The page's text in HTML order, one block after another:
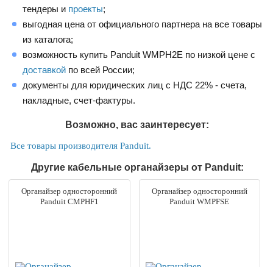
тендеры и проекты;
выгодная цена от официального партнера на все товары
из каталога;
возможность купить Panduit WMPH2E по низкой цене с
доставкой по всей России;
документы для юридических лиц с НДС 22% - счета,
накладные, счет-фактуры.
Возможно, вас заинтересует:
Все товары производителя Panduit.
Другие кабельные органайзеры от Panduit:
Органайзер односторонний
Panduit CMPHF1
Органайзер односторонний
Panduit WMPFSE